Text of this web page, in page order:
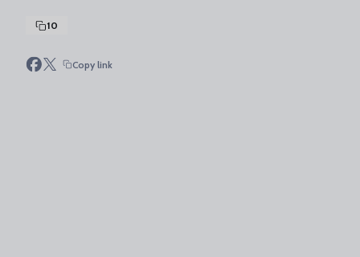
10
Copy link